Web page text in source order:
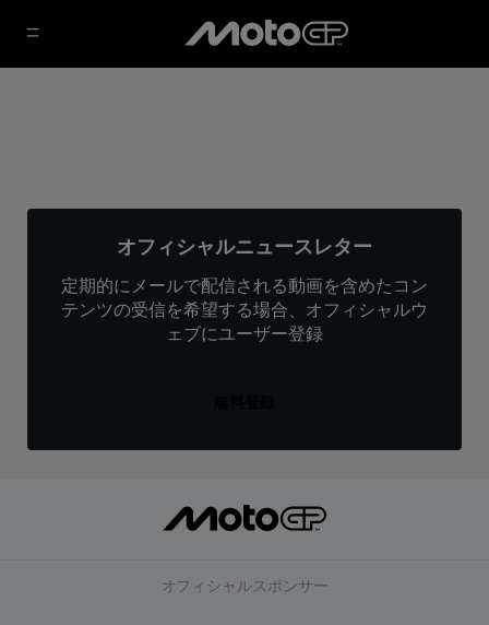
オフィシャルニュースレター
定期的にメールで配信される動画を含めたコン
テンツの受信を希望する場合、オフィシャルウ
ェブにユーザー登録
オフィシャルスポンサー